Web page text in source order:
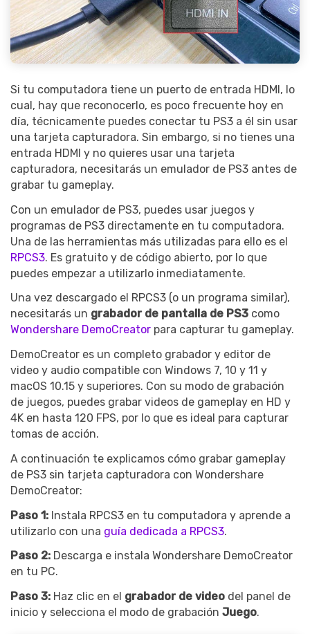
Si tu computadora tiene un puerto de entrada HDMI, lo
cual, hay que reconocerlo, es poco frecuente hoy en
día, técnicamente puedes conectar tu PS3 a él sin usar
una tarjeta capturadora. Sin embargo, si no tienes una
entrada HDMI y no quieres usar una tarjeta
capturadora, necesitarás un emulador de PS3 antes de
grabar tu gameplay.
Con un emulador de PS3, puedes usar juegos y
programas de PS3 directamente en tu computadora.
Una de las herramientas más utilizadas para ello es el
RPCS3. Es gratuito y de código abierto, por lo que
puedes empezar a utilizarlo inmediatamente.
Una vez descargado el RPCS3 (o un programa similar),
necesitarás un grabador de pantalla de PS3 como
Wondershare DemoCreator para capturar tu gameplay.
DemoCreator es un completo grabador y editor de
video y audio compatible con Windows 7, 10 y 11 y
macOS 10.15 y superiores. Con su modo de grabación
de juegos, puedes grabar videos de gameplay en HD y
4K en hasta 120 FPS, por lo que es ideal para capturar
tomas de acción.
A continuación te explicamos cómo grabar gameplay
de PS3 sin tarjeta capturadora con Wondershare
DemoCreator:
Paso 1: Instala RPCS3 en tu computadora y aprende a
utilizarlo con una guía dedicada a RPCS3.
Paso 2: Descarga e instala Wondershare DemoCreator
en tu PC.
Paso 3: Haz clic en el grabador de video del panel de
inicio y selecciona el modo de grabación Juego.